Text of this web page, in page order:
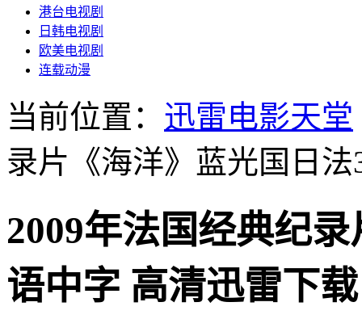
港台电视剧
日韩电视剧
欧美电视剧
连载动漫
当前位置： 迅雷电影天堂
录片《海洋》蓝光国日法
2009年法国经典纪
语中字 高清迅雷下载